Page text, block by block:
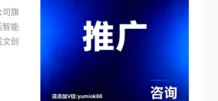
司旗
智能
创